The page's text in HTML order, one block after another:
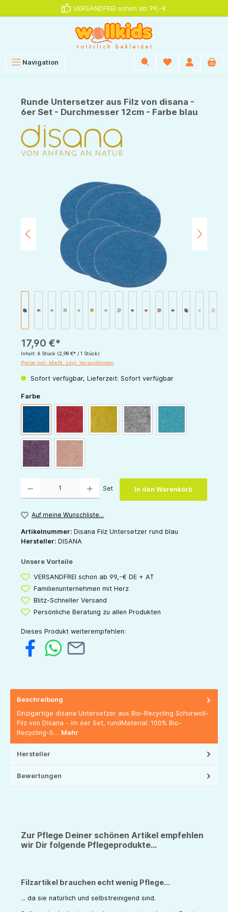
VERSANDFREI schon ab 99,-€
Navigation
Runde Untersetzer aus Filz von disana -
6er Set - Durchmesser 12cm - Farbe blau
Bildergalerie überspringen
17,90 €*
Inhalt: 6 Stück (2,98 €* / 1 Stück)
Preise inkl. MwSt. zzgl. Versandkosten
Sofort verfügbar, Lieferzeit: Sofort verfügbar
Farbeauswählen
blau bordeaux grau lagoon
lila rosa
Set In den Warenkorb
Auf meine Wunschliste...
Artikelnummer: Disana Filz Untersetzer rund blau
Hersteller: DISANA
Unsere Vorteile
VERSANDFREI schon ab 99,-€ DE + AT
Familienunternehmen mit Herz
Blitz-Schneller Versand
Persönliche Beratung zu allen Produkten
Dieses Produkt weiterempfehlen:
Beschreibung
Einzigartige disana Untersetzer aus Bio-Recycling Schurwoll-
Filz von Disana - im 6er Set, rundMaterial: 100% Bio-
Recycling-S… Mehr
Hersteller
Bewertungen
Zur Pflege Deiner schönen Artikel empfehlen
wir Dir folgende Pflegeprodukte...
Filzartikel brauchen echt wenig Pflege...
... da sie natürlich und selbstreinigend sind.